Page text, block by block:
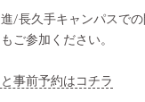
/長久手キャンパスで
ご参加ください。
事前予約はコチラ